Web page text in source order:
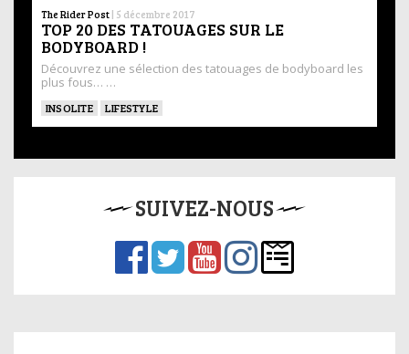
The Rider Post | 5 décembre 2017
TOP 20 DES TATOUAGES SUR LE
BODYBOARD !
Découvrez une sélection des tatouages de bodyboard les
plus fous… …
INSOLITE LIFESTYLE
SUIVEZ-NOUS